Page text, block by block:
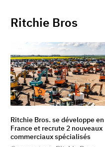
Ritchie Bros
Ritchie Bros. se développe en
France et recrute 2 nouveaux
commerciaux spécialisés